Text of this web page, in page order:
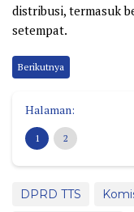
distribusi, termasuk
setempat.
Berikutnya
Halaman:
1 2
DPRD TTS